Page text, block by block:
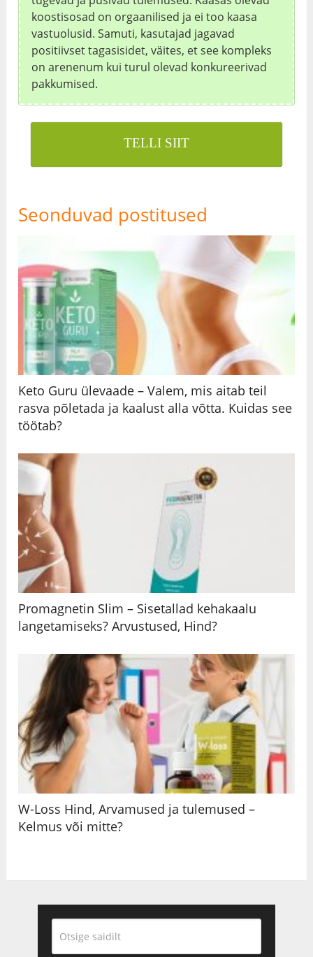
koostisosad on orgaanilised ja ei too kaasa
vastuolusid. Samuti, kasutajad jagavad
positiivset tagasisidet, väites, et see kompleks
on arenenum kui turul olevad konkureerivad
pakkumised.
TELLI SIIT
Seonduvad postitused
Keto Guru ülevaade – Valem, mis aitab teil
rasva põletada ja kaalust alla võtta. Kuidas see
töötab?
Promagnetin Slim – Sisetallad kehakaalu
langetamiseks? Arvustused, Hind?
W-Loss Hind, Arvamused ja tulemused –
Kelmus või mitte?